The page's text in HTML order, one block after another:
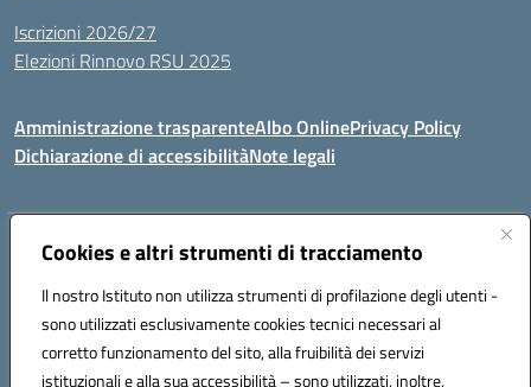
Cookies e altri strumenti di tracciamento
Il nostro Istituto non utilizza strumenti di profilazione degli utenti -
sono utilizzati esclusivamente cookies tecnici necessari al
corretto funzionamento del sito, alla fruibilità dei servizi
istituzionali e alla sua accessibilità – sono utilizzati, inoltre,
Iscrizioni 2026/27
Elezioni Rinnovo RSU 2025
Amministrazione trasparenteAlbo OnlinePrivacy Policy
Dichiarazione di accessibilitàNote legali
Indirizzo:Via Cadore 1, 60124 Ancona
Posta elettronica certificata (PEC):anic81100g@pec.istruzione.it
Codice fiscale: 93084410427
Codice meccanografico: anic81100g